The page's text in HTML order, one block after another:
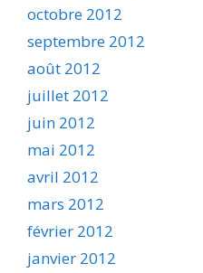
octobre 2012
septembre 2012
août 2012
juillet 2012
juin 2012
mai 2012
avril 2012
mars 2012
février 2012
janvier 2012